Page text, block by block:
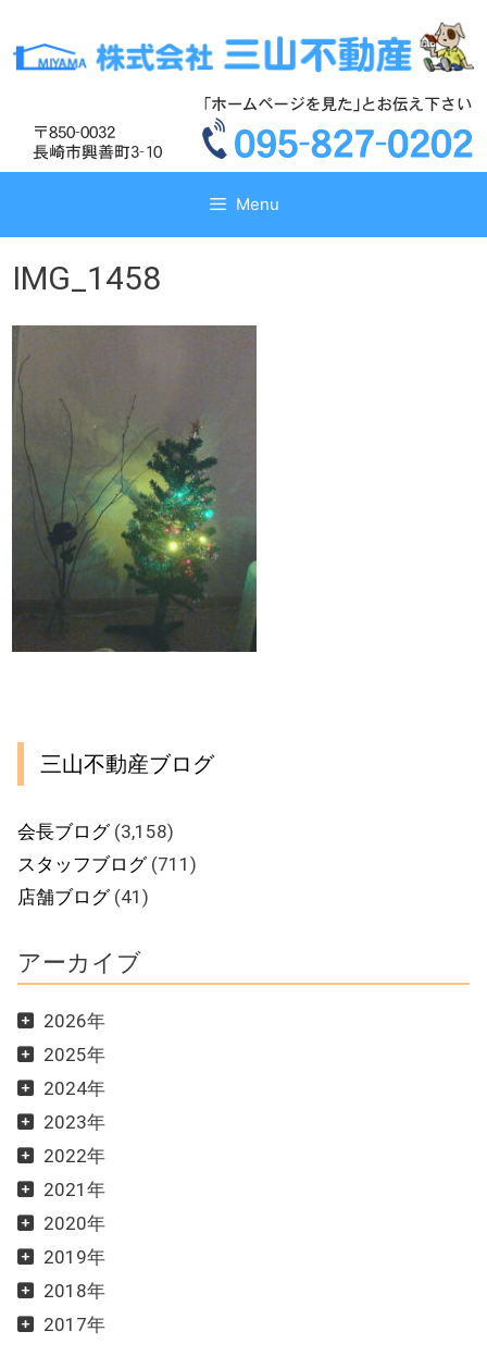
テ
ス
テ
ス
Menu
IMG_1458
三山不動産ブログ
会長ブログ(3,158)
スタッフブログ(711)
店舗ブログ(41)
アーカイブ
2026年
2025年
2024年
2023年
2022年
2021年
2020年
2019年
2018年
2017年